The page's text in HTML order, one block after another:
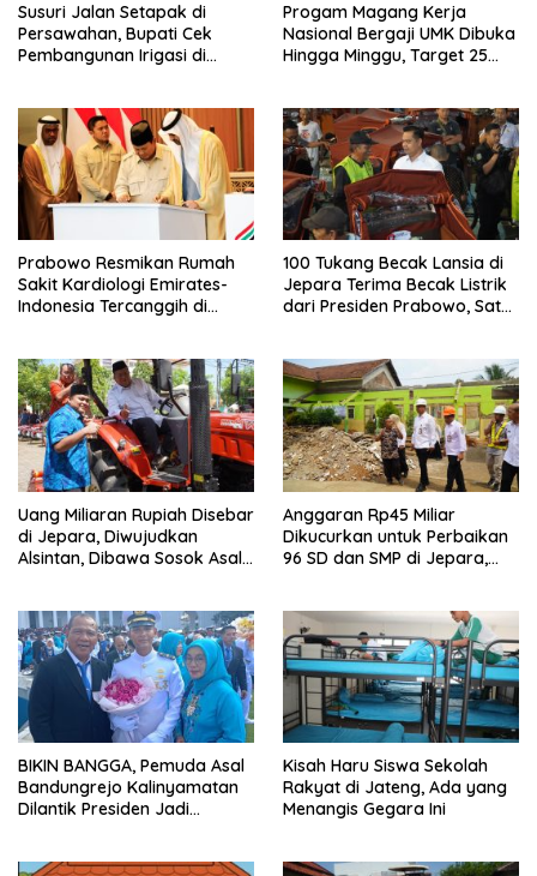
Susuri Jalan Setapak di
Persawahan, Bupati Cek
Pembangunan Irigasi di
Progam Magang Kerja
Nasional Bergaji UMK Dibuka
Hingga Minggu, Target 25
Prabowo Resmikan Rumah
Sakit Kardiologi Emirates-
Indonesia Tercanggih di
100 Tukang Becak Lansia di
Jepara Terima Becak Listrik
dari Presiden Prabowo, Satu
Uang Miliaran Rupiah Disebar
di Jepara, Diwujudkan
Alsintan, Dibawa Sosok Asal
Anggaran Rp45 Miliar
Dikucurkan untuk Perbaikan
96 SD dan SMP di Jepara,
BIKIN BANGGA, Pemuda Asal
Bandungrejo Kalinyamatan
Dilantik Presiden Jadi
Kisah Haru Siswa Sekolah
Rakyat di Jateng, Ada yang
Menangis Gegara Ini